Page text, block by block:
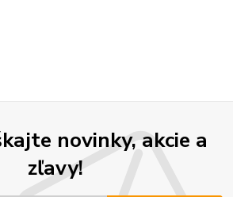
novinky, akcie a
zľavy!